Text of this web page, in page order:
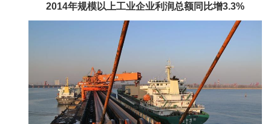
2014年规模以上工业企业利润总额同比增3.3%